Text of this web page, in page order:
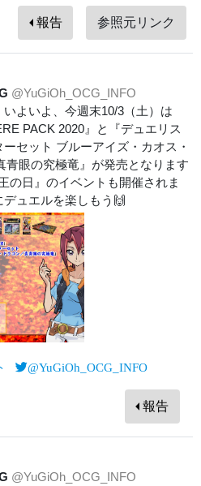
報告 参照元リンク
@YuGiOh_OCG_INFO
いよいよ、今週末10/3（土）は
PACK 2020』と『デュエリス
ーセット ブルーアイズ・カオス・
青眼の究極竜』が発売となります
の日』のイベントも開催されま
ュエルを楽しもう🙌
@YuGiOh_OCG_INFO
報告
@YuGiOh_OCG_INFO